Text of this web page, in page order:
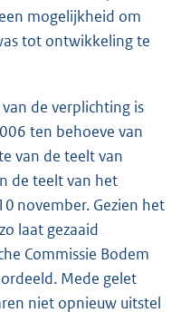
mogelijkheid om
tot ontwikkeling te
de verplichting is
ten behoeve van
van de teelt van
de teelt van het
november. Gezien het
laat gezaaid
Commissie Bodem
Mede gelet
niet opnieuw uitstel